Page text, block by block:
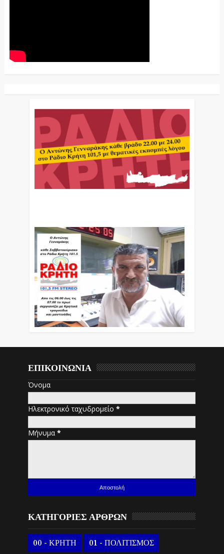
ΕΠΙΚΟΙΝΩΝΙΑ
Όνομα
Ηλεκτρονικό ταχυδρομείο*
Μήνυμα*
ΚΑΤΗΓΟΡΙΕΣ ΑΡΘΡΩΝ
00 - ΚΡΗΤΗ 01 - ΠΟΛΙΤΙΣΜΟΣ